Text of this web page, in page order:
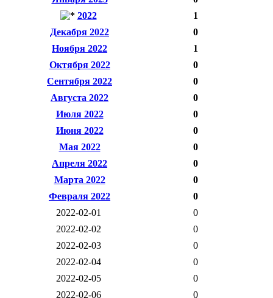
2022
1
Декабря 2022
0
Ноября 2022
1
Октября 2022
0
Сентября 2022
0
Августа 2022
0
Июля 2022
0
Июня 2022
0
Мая 2022
0
Апреля 2022
0
Марта 2022
0
Февраля 2022
0
2022-02-01
0
2022-02-02
0
2022-02-03
0
2022-02-04
0
2022-02-05
0
2022-02-06
0